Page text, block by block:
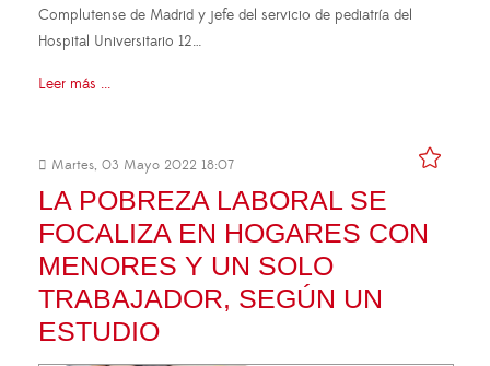
Complutense de Madrid y jefe del servicio de pediatría del
Hospital Universitario 12…
Leer más ...
Martes, 03 Mayo 2022 18:07
LA POBREZA LABORAL SE
FOCALIZA EN HOGARES CON
MENORES Y UN SOLO
TRABAJADOR, SEGÚN UN
ESTUDIO